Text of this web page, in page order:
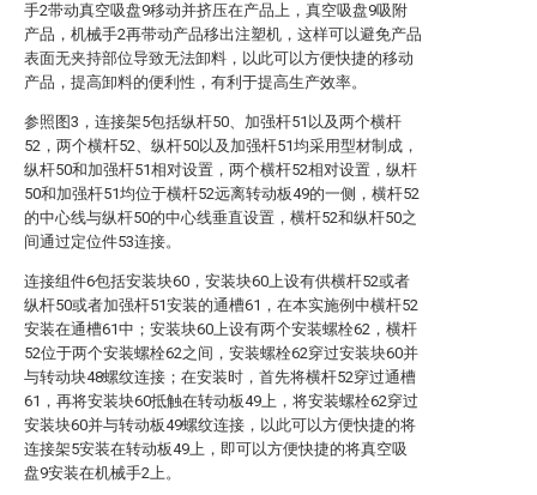
手2带动真空吸盘9移动并挤压在产品上，真空吸盘9吸附
产品，机械手2再带动产品移出注塑机，这样可以避免产品
表面无夹持部位导致无法卸料，以此可以方便快捷的移动
产品，提高卸料的便利性，有利于提高生产效率。
参照图3，连接架5包括纵杆50、加强杆51以及两个横杆
52，两个横杆52、纵杆50以及加强杆51均采用型材制成，
纵杆50和加强杆51相对设置，两个横杆52相对设置，纵杆
50和加强杆51均位于横杆52远离转动板49的一侧，横杆52
的中心线与纵杆50的中心线垂直设置，横杆52和纵杆50之
间通过定位件53连接。
连接组件6包括安装块60，安装块60上设有供横杆52或者
纵杆50或者加强杆51安装的通槽61，在本实施例中横杆52
安装在通槽61中；安装块60上设有两个安装螺栓62，横杆
52位于两个安装螺栓62之间，安装螺栓62穿过安装块60并
与转动块48螺纹连接；在安装时，首先将横杆52穿过通槽
61，再将安装块60抵触在转动板49上，将安装螺栓62穿过
安装块60并与转动板49螺纹连接，以此可以方便快捷的将
连接架5安装在转动板49上，即可以方便快捷的将真空吸
盘9安装在机械手2上。